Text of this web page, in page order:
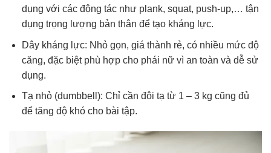
dụng với các động tác như plank, squat, push-up,… tận
dụng trọng lượng bản thân để tạo kháng lực.
Dây kháng lực: Nhỏ gọn, giá thành rẻ, có nhiều mức độ
căng, đặc biệt phù hợp cho phái nữ vì an toàn và dễ sử
dụng.
Tạ nhỏ (dumbbell): Chỉ cần đôi tạ từ 1 – 3 kg cũng đủ
để tăng độ khó cho bài tập.